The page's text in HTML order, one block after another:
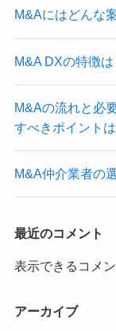
M&Aにはどんな
M&A DXの特徴
M&Aの流れと必
すべきポイントは
M&A仲介業者の
最近のコメント
表示できるコメ
アーカイブ